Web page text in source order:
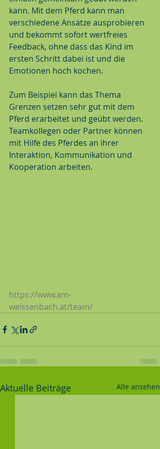
kann. Mit dem Pferd kann man
verschiedene Ansätze ausprobieren
und bekommt sofort wertfreies
Feedback, ohne dass das Kind im
ersten Schritt dabei ist und die
Emotionen hoch kochen.
Zum Beispiel kann das Thema
Grenzen setzen sehr gut mit dem
Pferd erarbeitet und geübt werden.
Teamkollegen oder Partner können
mit Hilfe des Pferdes an ihrer
Interaktion, Kommunikation und
Kooperation arbeiten.
https://www.am-
weissenbach.at/team/
Aktuelle Beiträge Alle ansehen